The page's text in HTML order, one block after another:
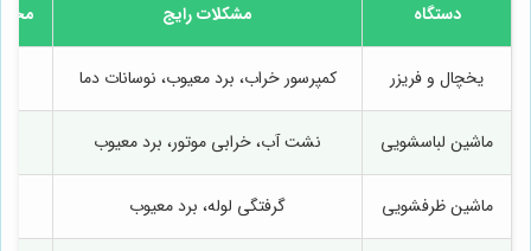
دستگاه مشکلات رایج
یخچال و فریزر کمپرسور خراب، برد معیوب، نوسانات دما
ماشین لباسشویی نشت آب، خرابی موتور، برد معیوب
ماشین ظرفشویی گرفتگی لوله، برد معیوب